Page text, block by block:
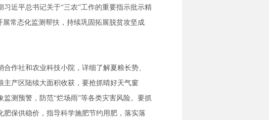
近平总书记关于“三农”工作的重要指示批示精
常态化监测帮扶，持续巩固拓展脱贫攻坚成
作社和农业科技小院，详细了解夏粮长势、
产区陆续大面积收获，要抢抓晴好天气窗
测预警，防范“烂场雨”等各类灾害风险。要抓
保供稳价，指导科学施肥节约用肥，落实落